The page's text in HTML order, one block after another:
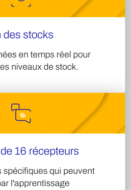
stocks​
en temps réel pour
niveaux de stock.​
16 récepteurs
spécifiques qui peuvent
l'apprentissage